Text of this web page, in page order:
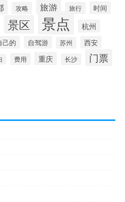
攻略 旅游 旅行 时间
景区 景点 杭州
己的 自驾游 苏州 西安
费用 重庆 长沙 门票